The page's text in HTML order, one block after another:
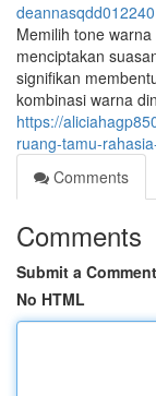
deannasqdd012240
Memilih tone
menciptakan
signifikan
kombinasi warna
https://
ruang-tamu-
Comments
Comments
Submit a Comment
No HTML